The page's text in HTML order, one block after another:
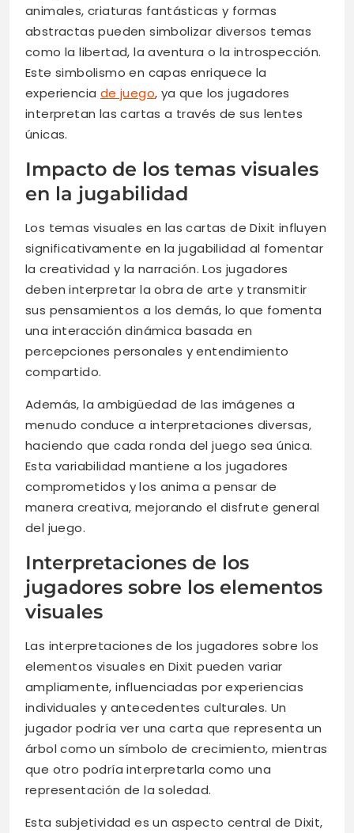
animales, criaturas fantásticas y formas
abstractas pueden simbolizar diversos temas
como la libertad, la aventura o la introspección.
Este simbolismo en capas enriquece la
experiencia de juego, ya que los jugadores
interpretan las cartas a través de sus lentes
únicas.
Impacto de los temas visuales
en la jugabilidad
Los temas visuales en las cartas de Dixit influyen
significativamente en la jugabilidad al fomentar
la creatividad y la narración. Los jugadores
deben interpretar la obra de arte y transmitir
sus pensamientos a los demás, lo que fomenta
una interacción dinámica basada en
percepciones personales y entendimiento
compartido.
Además, la ambigüedad de las imágenes a
menudo conduce a interpretaciones diversas,
haciendo que cada ronda del juego sea única.
Esta variabilidad mantiene a los jugadores
comprometidos y los anima a pensar de
manera creativa, mejorando el disfrute general
del juego.
Interpretaciones de los
jugadores sobre los elementos
visuales
Las interpretaciones de los jugadores sobre los
elementos visuales en Dixit pueden variar
ampliamente, influenciadas por experiencias
individuales y antecedentes culturales. Un
jugador podría ver una carta que representa un
árbol como un símbolo de crecimiento, mientras
que otro podría interpretarla como una
representación de la soledad.
Esta subjetividad es un aspecto central de Dixit,